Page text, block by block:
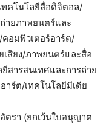
ทคโนโลยีสื่อดิจิตอล/
ายภาพยนตร์และ
อมพิวเตอร์อาร์ต/
เสียง/ภาพยนตร์และสื่อ
สารสนเทศและการถ่าย
ร์ต/เทคโนโลยีมีเดีย
ตรา (ยกเว้นใบอนุญาต